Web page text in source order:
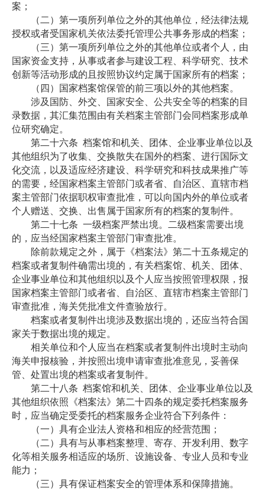
案；
（二）第一项所列单位之外的其他单位，经法律法规
授权或者受国家机关依法委托管理公共事务形成的档案；
（三）第一项所列单位之外的其他单位或者个人，由
国家资金支持，从事或者参与建设工程、科学研究、技术
创新等活动形成的且按照协议约定属于国家所有的档案；
（四）国家档案馆保管的前三项以外的其他档案。
涉及国防、外交、国家安全、公共安全等的档案的目
录数据，其汇集范围由有关档案主管部门会同档案形成单
位研究确定。
第二十六条 档案馆和机关、团体、企业事业单位以及
其他组织为了收集、交换散失在国外的档案、进行国际文
化交流，以及适应经济建设、科学研究和科技成果推广等
的需要，经国家档案主管部门或者省、自治区、直辖市档
案主管部门依据职权审查批准，可以向国内外的单位或者
个人赠送、交换、出售属于国家所有的档案的复制件。
第二十七条 一级档案严禁出境。二级档案需要出境
的，应当经国家档案主管部门审查批准。
除前款规定之外，属于《档案法》第二十五条规定的
档案或者复制件确需出境的，有关档案馆、机关、团体、
企业事业单位和其他组织以及个人应当按照管理权限，报
国家档案主管部门或者省、自治区、直辖市档案主管部门
审查批准，海关凭批准文件查验放行。
档案或者复制件出境涉及数据出境的，还应当符合国
家关于数据出境的规定。
相关单位和个人应当在档案或者复制件出境时主动向
海关申报核验，并按照出境申请审查批准意见，妥善保
管、处置出境的档案或者复制件。
第二十八条 档案馆和机关、团体、企业事业单位以及
其他组织依照《档案法》第二十四条的规定委托档案服务
时，应当确定受委托的档案服务企业符合下列条件：
（一）具有企业法人资格和相应的经营范围；
（二）具有与从事档案整理、寄存、开发利用、数字
化等相关服务相适应的场所、设施设备、专业人员和专业
能力；
（三）具有保证档案安全的管理体系和保障措施。